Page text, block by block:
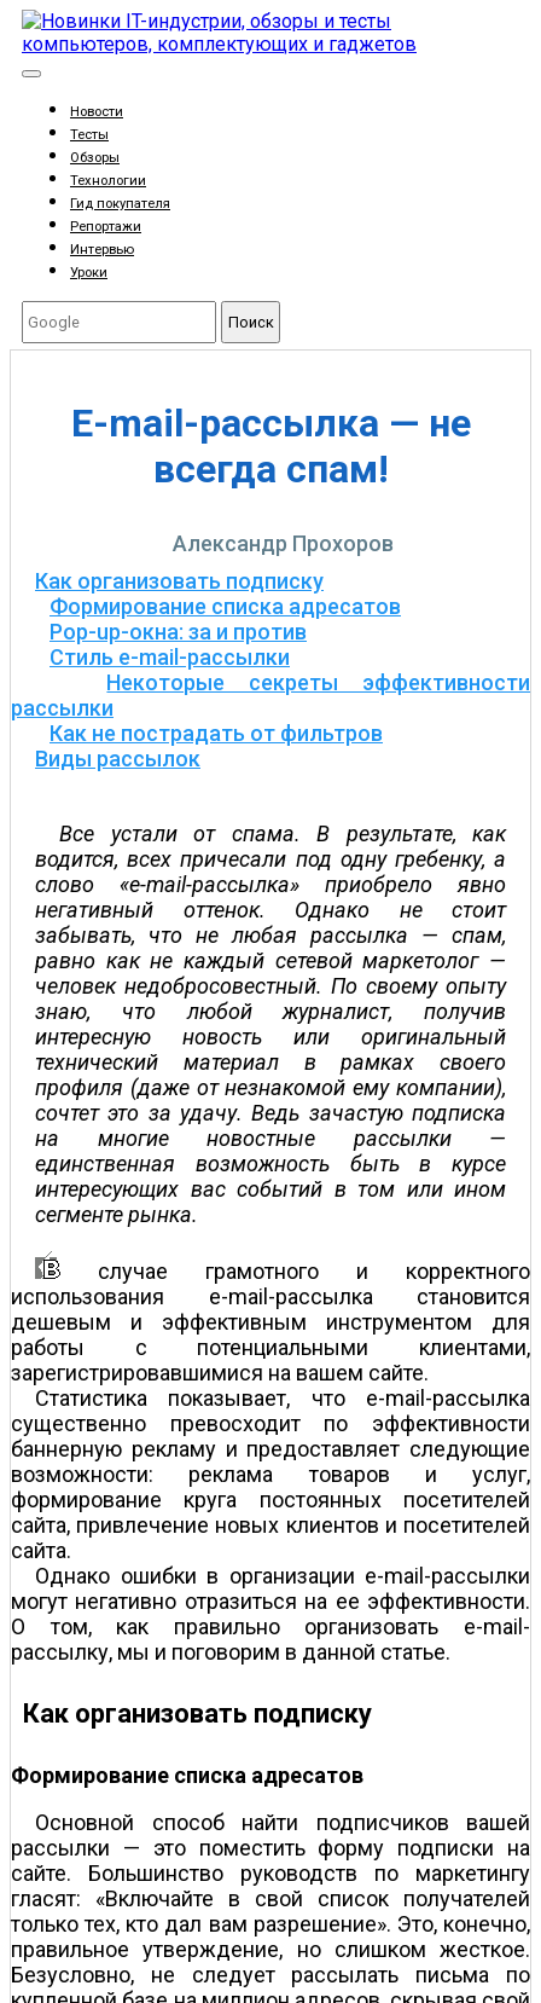
Новости
Тесты
Обзоры
Технологии
Гид покупателя
Репортажи
Интервью
Уроки
Поиск
E-mail-рассылка — не
всегда спам!
Александр Прохоров
Как организовать подписку
Формирование списка адресатов
Pop-up-окна: за и против
Стиль е-mail-рассылки
Некоторые секреты эффективности
рассылки
Как не пострадать от фильтров
Виды рассылок
Все устали от спама. В результате, как
водится, всех причесали под одну гребенку, а
слово «е-mail-рассылка» приобрело явно
негативный оттенок. Однако не стоит
забывать, что не любая рассылка — спам,
равно как не каждый сетевой маркетолог —
человек недобросовестный. По своему опыту
знаю, что любой журналист, получив
интересную новость или оригинальный
технический материал в рамках своего
профиля (даже от незнакомой ему компании),
сочтет это за удачу. Ведь зачастую подписка
на многие новостные рассылки —
единственная возможность быть в курсе
интересующих вас событий в том или ином
сегменте рынка.
случае грамотного и корректного
использования е-mail-рассылка становится
дешевым и эффективным инструментом для
работы с потенциальными клиентами,
зарегистрировавшимися на вашем сайте.
Статистика показывает, что е-mail-рассылка
существенно превосходит по эффективности
баннерную рекламу и предоставляет следующие
возможности: реклама товаров и услуг,
формирование круга постоянных посетителей
сайта, привлечение новых клиентов и посетителей
сайта.
Однако ошибки в организации е-mail-рассылки
могут негативно отразиться на ее эффективности.
О том, как правильно организовать е-mail-
рассылку, мы и поговорим в данной статье.
Как организовать подписку
Формирование списка адресатов
Основной способ найти подписчиков вашей
рассылки — это поместить форму подписки на
сайте. Большинство руководств по маркетингу
гласят: «Включайте в свой список получателей
только тех, кто дал вам разрешение». Это, конечно,
правильное утверждение, но слишком жесткое.
Безусловно, не следует рассылать письма по